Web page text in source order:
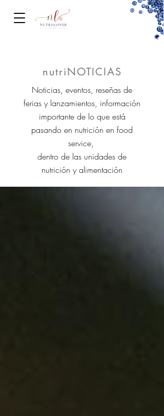
nutriNOTICIAS
Noticias, eventos, reseñas de
ferias y lanzamientos, información
importante de lo que está
pasando en nutrición en food
service,
dentro de las unidades de
nutrición y alimentación